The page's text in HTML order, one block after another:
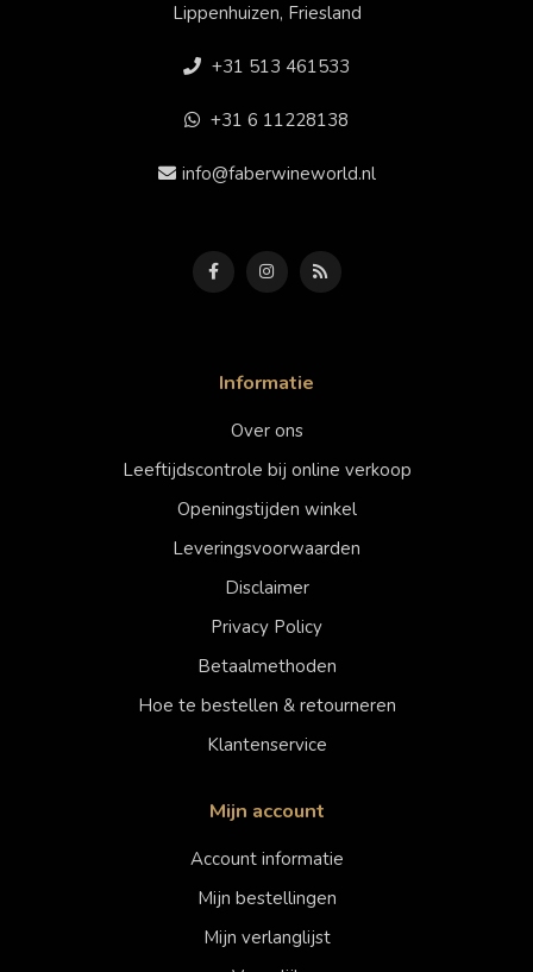
Lippenhuizen, Friesland
+31 513 461533
+31 6 11228138
info@faberwineworld.nl
Informatie
Over ons
Leeftijdscontrole bij online verkoop
Openingstijden winkel
Leveringsvoorwaarden
Disclaimer
Privacy Policy
Betaalmethoden
Hoe te bestellen & retourneren
Klantenservice
Mijn account
Account informatie
Mijn bestellingen
Mijn verlanglijst